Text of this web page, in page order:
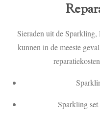
Sieraden uit de
kunnen in de meeste
Sparkling